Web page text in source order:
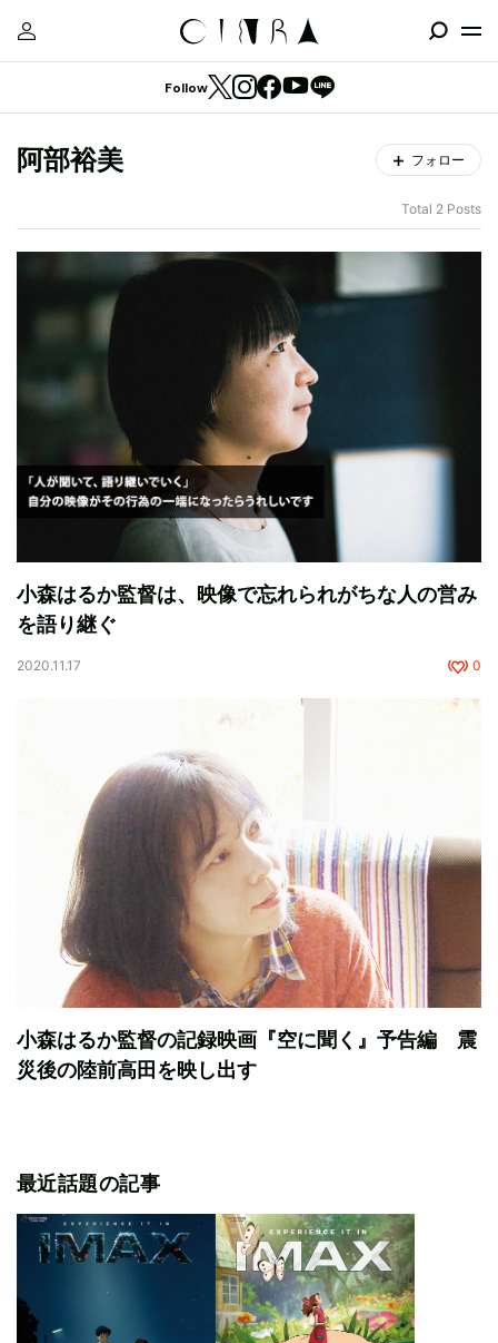
Follow
阿部裕美 フォロー
Total 2 Posts
小森はるか監督は、映像で忘れられがちな人の営み
を語り継ぐ
2020.11.17 0
小森はるか監督の記録映画『空に聞く』予告編 震
災後の陸前高田を映し出す
最近話題の記事